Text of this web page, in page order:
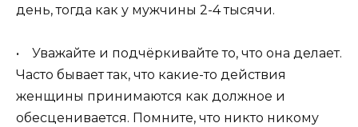
день, тогда как у мужчины 2-4 тысячи.
• Уважайте и подчёркивайте то, что она делает.
Часто бывает так, что какие-то действия
женщины принимаются как должное и
обесценивается. Помните, что никто никому